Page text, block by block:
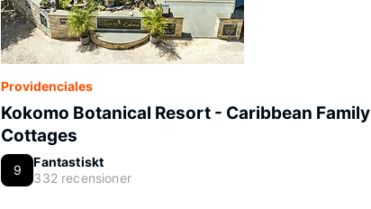
Providenciales
Kokomo Botanical Resort - Caribbean Family
Cottages
9
Fantastiskt
332 recensioner